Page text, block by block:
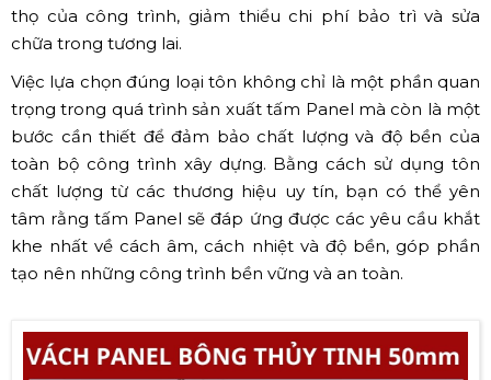
thọ của công trình, giảm thiểu chi phí bảo trì và sửa
chữa trong tương lai.
Việc lựa chọn đúng loại tôn không chỉ là một phần quan
trọng trong quá trình sản xuất tấm Panel mà còn là một
bước cần thiết để đảm bảo chất lượng và độ bền của
toàn bộ công trình xây dựng. Bằng cách sử dụng tôn
chất lượng từ các thương hiệu uy tín, bạn có thể yên
tâm rằng tấm Panel sẽ đáp ứng được các yêu cầu khắt
khe nhất về cách âm, cách nhiệt và độ bền, góp phần
tạo nên những công trình bền vững và an toàn.